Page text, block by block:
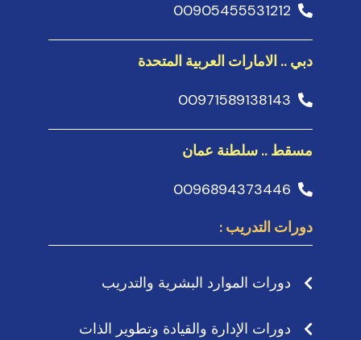
00905455531212
دبي .. الامارات العربية المتحدة
00971589138143
مسقط .. سلطنة عمان
0096894373446
دورات التدريب :
دورات الموارد البشرية والتدريب
دورات الإدارة والقيادة وتطوير الذات